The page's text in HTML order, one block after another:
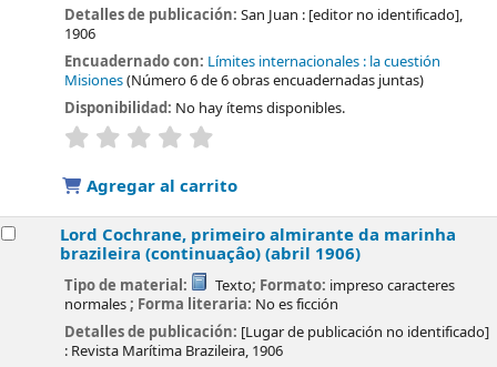
Detalles de publicación:San Juan : [editor no identificado],
1906
Encuadernado con: Límites internacionales : la cuestión
Misiones(Número 6 de 6 obras encuadernadas juntas)
Disponibilidad: No hay ítems disponibles.
valoración
Agregar al carrito
Lord Cochrane, primeiro almirante da marinha
brazileira (continuaçâo) (abril 1906)
Tipo de material: Texto; Formato: impreso caracteres
normales; Forma literaria: No es ficción
Detalles de publicación: [Lugar de publicación no identificado]
: Revista Marítima Brazileira, 1906